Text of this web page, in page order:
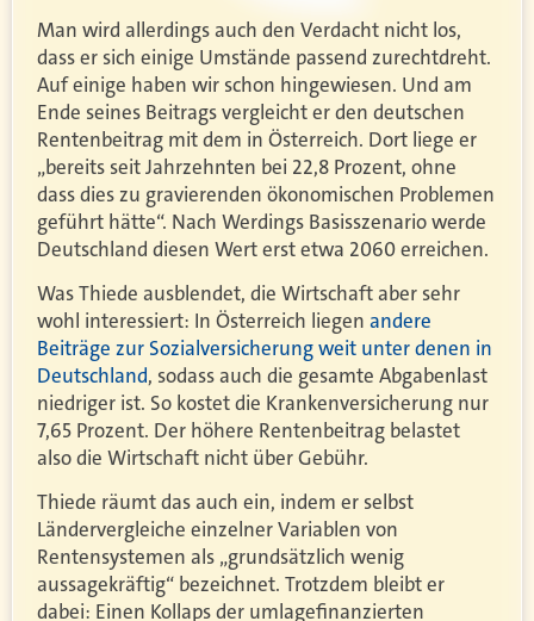
Man wird allerdings auch den Verdacht nicht los,
dass er sich einige Umstände passend zurechtdreht.
Auf einige haben wir schon hingewiesen. Und am
Ende seines Beitrags vergleicht er den deutschen
Rentenbeitrag mit dem in Österreich. Dort liege er
„bereits seit Jahrzehnten bei 22,8 Prozent, ohne
dass dies zu gravierenden ökonomischen Problemen
geführt hätte“. Nach Werdings Basisszenario werde
Deutschland diesen Wert erst etwa 2060 erreichen.
Was Thiede ausblendet, die Wirtschaft aber sehr
wohl interessiert: In Österreich liegen andere
Beiträge zur Sozialversicherung weit unter denen in
Deutschland, sodass auch die gesamte Abgabenlast
niedriger ist. So kostet die Krankenversicherung nur
7,65 Prozent. Der höhere Rentenbeitrag belastet
also die Wirtschaft nicht über Gebühr.
Thiede räumt das auch ein, indem er selbst
Ländervergleiche einzelner Variablen von
Rentensystemen als „grundsätzlich wenig
aussagekräftig“ bezeichnet. Trotzdem bleibt er
dabei: Einen Kollaps der umlagefinanzierten